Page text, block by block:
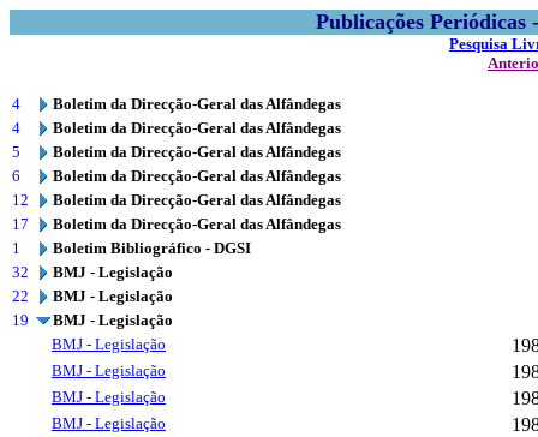
Publicações
Pesquisa
4
Boletim da Direcção-Geral das Alfândegas
4
Boletim da Direcção-Geral das Alfândegas
5
Boletim da Direcção-Geral das Alfândegas
6
Boletim da Direcção-Geral das Alfândegas
12
Boletim da Direcção-Geral das Alfândegas
17
Boletim da Direcção-Geral das Alfândegas
1
Boletim Bibliográfico - DGSI
32
BMJ - Legislação
22
BMJ - Legislação
19
BMJ - Legislação
BMJ - Legislação
BMJ - Legislação
BMJ - Legislação
BMJ - Legislação